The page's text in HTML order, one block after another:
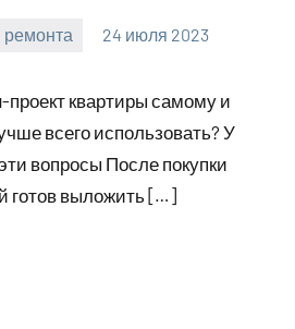
24 июля 2023
проект квартиры самому и
всего использовать? У
вопросы После покупки
готов выложить […]